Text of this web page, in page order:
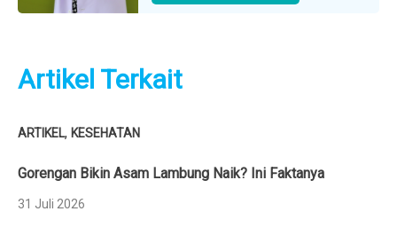
Artikel Terkait
ARTIKEL, KESEHATAN
Gorengan Bikin Asam Lambung Naik? Ini Faktanya
31 Juli 2026